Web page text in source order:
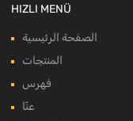
HIZLI MENÜ
الصفحة الرئيسية
المنتجات
فهرس
عنّا